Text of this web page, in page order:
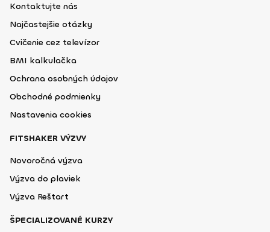
Kontaktujte nás
Najčastejšie otázky
Cvičenie cez televízor
BMI kalkulačka
Ochrana osobných údajov
Obchodné podmienky
Nastavenia cookies
FITSHAKER VÝZVY
Novoročná výzva
Výzva do plaviek
Výzva Reštart
ŠPECIALIZOVANÉ KURZY